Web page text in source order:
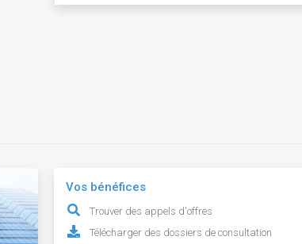
Vos bénéfices
Trouver des appels d'offres
Télécharger des dossiers de consultation